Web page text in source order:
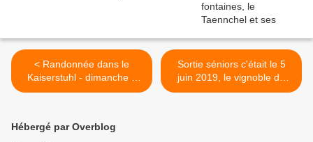
< Randonnée dans le
Kaiserstuhl - dimanche 9
juin 2019
Sortie séniors c'était le 5
juin 2019, le vignoble du
Piémont >
Hébergé par Overblog